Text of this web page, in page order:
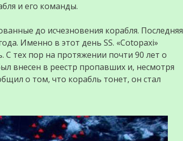
и его команды.
до исчезновения корабля. Последняя
Именно в этот день SS. «Cotopaxi»
С тех пор на протяжении почти 90 лет о
внесен в реестр пропавших и, несмотря
о том, что корабль тонет, он стал